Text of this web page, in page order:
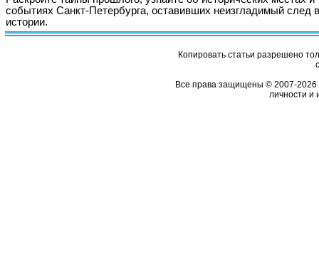
событиях Санкт-Петербурга, оставивших неизгладимый след в
истории.
Копировать статьи разрешено
Все права защищены © 2007-2026
личности и